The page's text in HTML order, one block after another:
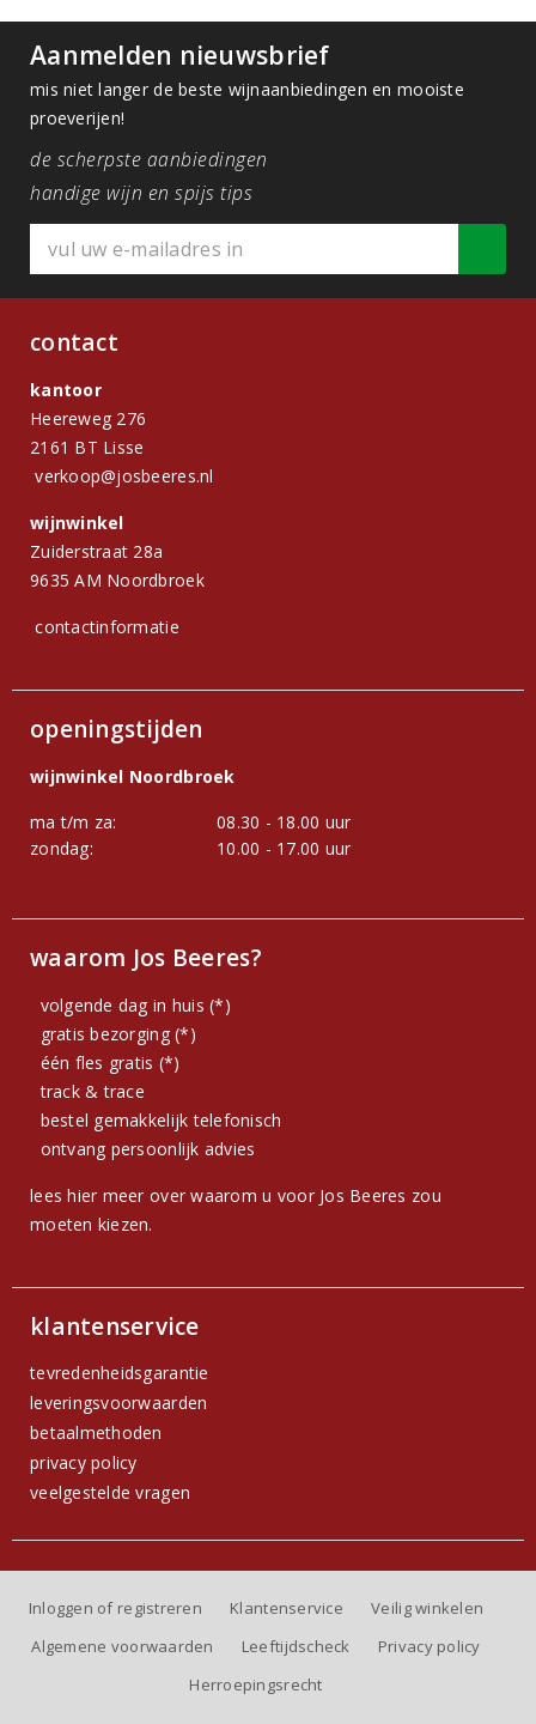
Aanmelden nieuwsbrief
mis niet langer de beste wijnaanbiedingen en mooiste
proeverijen!
de scherpste aanbiedingen
handige wijn en spijs tips
contact
kantoor
Heereweg 276
2161 BT Lisse
verkoop@josbeeres.nl
wijnwinkel
Zuiderstraat 28a
9635 AM Noordbroek
contactinformatie
openingstijden
wijnwinkel Noordbroek
ma t/m za:
08.30 - 18.00 uur
zondag:
10.00 - 17.00 uur
waarom Jos Beeres?
volgende dag in huis (*)
gratis bezorging (*)
één fles gratis (*)
track & trace
bestel gemakkelijk telefonisch
ontvang persoonlijk advies
lees hier meer over waarom u voor Jos Beeres zou
moeten kiezen.
klantenservice
tevredenheidsgarantie
leveringsvoorwaarden
betaalmethoden
privacy policy
veelgestelde vragen
Inloggen of registreren Klantenservice
Veilig winkelen
Algemene voorwaarden
Leeftijdscheck
Privacy policy
Herroepingsrecht